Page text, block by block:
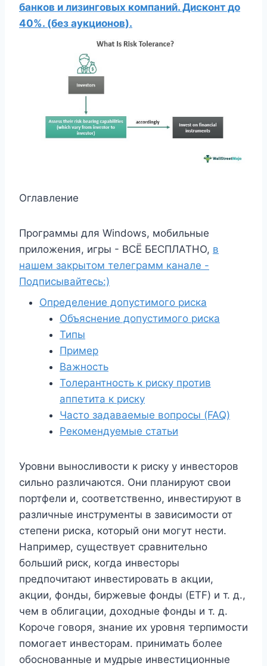
банков и лизинговых компаний. Дисконт до
40%. (без аукционов).
Оглавление
Программы для Windows, мобильные
приложения, игры - ВСЁ БЕСПЛАТНО, в
нашем закрытом телеграмм канале -
Подписывайтесь:)
Определение допустимого риска
Объяснение допустимого риска
Типы
Пример
Важность
Толерантность к риску против
аппетита к риску
Часто задаваемые вопросы (FAQ)
Рекомендуемые статьи
Уровни выносливости к риску у инвесторов
сильно различаются. Они планируют свои
портфели и, соответственно, инвестируют в
различные инструменты в зависимости от
степени риска, который они могут нести.
Например, существует сравнительно
больший риск, когда инвесторы
предпочитают инвестировать в акции,
акции, фонды, биржевые фонды (ETF) и т. д.,
чем в облигации, доходные фонды и т. д.
Короче говоря, знание их уровня терпимости
помогает инвесторам. принимать более
обоснованные и мудрые инвестиционные